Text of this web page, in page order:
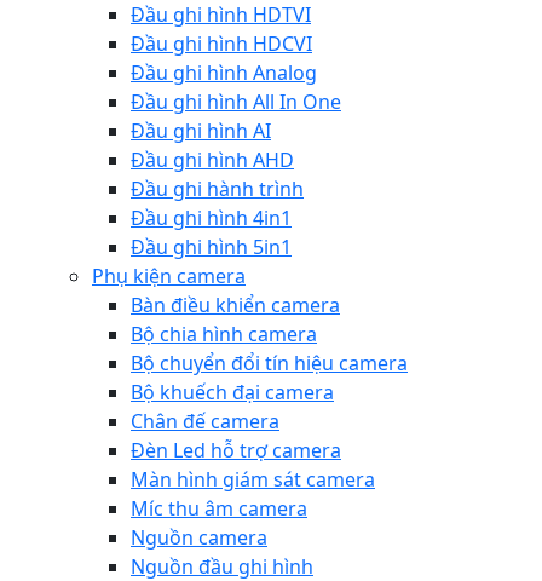
Đầu ghi hình HDTVI
Đầu ghi hình HDCVI
Đầu ghi hình Analog
Đầu ghi hình All In One
Đầu ghi hình AI
Đầu ghi hình AHD
Đầu ghi hành trình
Đầu ghi hình 4in1
Đầu ghi hình 5in1
Phụ kiện camera
Bàn điều khiển camera
Bộ chia hình camera
Bộ chuyển đổi tín hiệu camera
Bộ khuếch đại camera
Chân đế camera
Đèn Led hỗ trợ camera
Màn hình giám sát camera
Míc thu âm camera
Nguồn camera
Nguồn đầu ghi hình